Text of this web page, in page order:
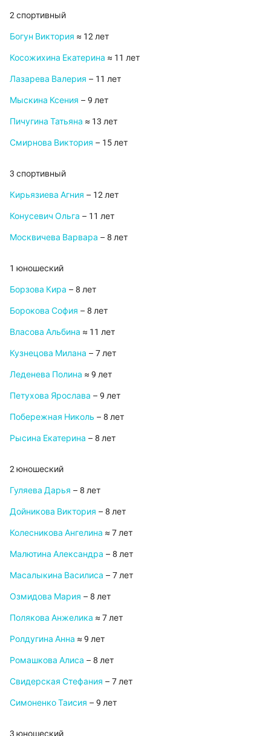
2 спортивный
Богун Виктория ≈ 12 лет
Косожихина Екатерина ≈ 11 лет
Лазарева Валерия – 11 лет
Мыскина Ксения – 9 лет
Пичугина Татьяна ≈ 13 лет
Смирнова Виктория – 15 лет
3 спортивный
Кирьязиева Агния – 12 лет
Конусевич Ольга – 11 лет
Москвичева Варвара – 8 лет
1 юношеский
Борзова Кира – 8 лет
Борокова София – 8 лет
Власова Альбина ≈ 11 лет
Кузнецова Милана – 7 лет
Леденева Полина ≈ 9 лет
Петухова Ярослава – 9 лет
Побережная Николь – 8 лет
Рысина Екатерина – 8 лет
2 юношеский
Гуляева Дарья – 8 лет
Дойникова Виктория – 8 лет
Колесникова Ангелина ≈ 7 лет
Малютина Александра – 8 лет
Масалыкина Василиса – 7 лет
Озмидова Мария – 8 лет
Полякова Анжелика ≈ 7 лет
Ролдугина Анна ≈ 9 лет
Ромашкова Алиса – 8 лет
Свидерская Стефания – 7 лет
Симоненко Таисия – 9 лет
3 юношеский